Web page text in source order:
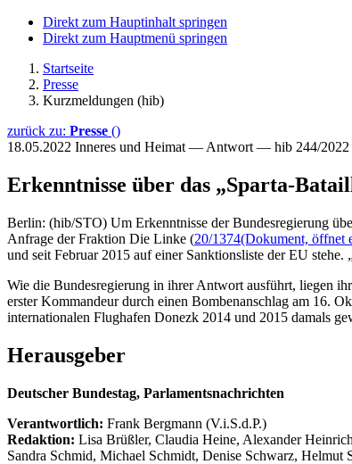
Direkt zum Hauptinhalt springen
Direkt zum Hauptmenü springen
Startseite
Presse
Kurzmeldungen (hib)
zurück zu: Presse ()
18.05.2022 Inneres und Heimat — Antwort — hib 244/2022
Erkenntnisse über das „Sparta-
Berlin: (hib/STO) Um Erkenntnisse der Bundesregierung
Anfrage der Fraktion Die Linke (20/1374(Dokument, öffnet
und seit Februar 2015 auf einer Sanktionsliste der EU
Wie die Bundesregierung in ihrer Antwort ausführt, liegen
erster Kommandeur durch einen Bombenanschlag am 16.
internationalen Flughafen Donezk 2014 und 2015 damals
Herausgeber
Deutscher Bundestag, Parlamentsnachrichten
Verantwortlich: Frank Bergmann (V.i.S.d.P.)
Redaktion: Lisa Brüßler, Claudia Heine, Alexander
Sandra Schmid, Michael Schmidt, Denise Schwarz, Helmut